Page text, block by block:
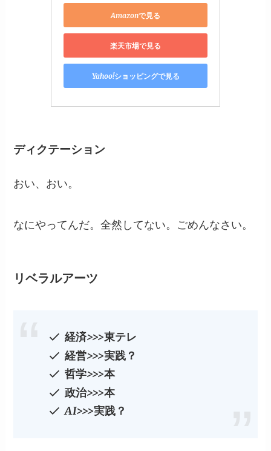
Amazonで見る
楽天市場で見る
Yahoo!ショッピングで見る
ディクテーション
おい、おい。
なにやってんだ。全然してない。ごめんなさい。
リベラルアーツ
経済>>>東テレ
経営>>>実践？
哲学>>>本
政治>>>本
AI>>>実践？